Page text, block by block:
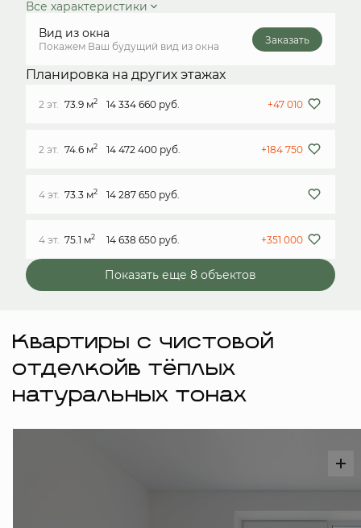
Все характеристики
Вид из окна
Покажем Ваш будущий вид из окна
Заказать
Планировка на других этажах
2 эт. 73.9 м2 14 334 660 руб. +47 010
2 эт. 74.6 м2 14 472 400 руб. +184 750
4 эт. 73.3 м2 14 287 650 руб.
4 эт. 75.1 м2 14 638 650 руб. +351 000
Показать еще 8 объектов
Квартиры с чистовой
отделкойв тёплых
натуральных тонах